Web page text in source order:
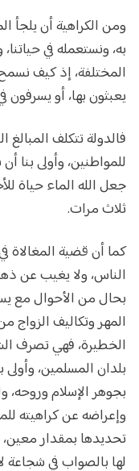
ومن الكراهية أن يلجأ
به، ونستعمله في
المختلفة، إذ كيف
يعبثون بها، أو
فالدولة تتكلف المبالغ
للمواطنين، وأولى بنا
جعل الله الماء حياة
ثلاث مرات.
كما أن قضية
الناس، ولا يغيب عن
بحال من الأحوال مع
المهر وتكاليف الزواج
الخطيرة، فهي تصرف
بلدان المسلمين،
بجوهر الإسلام وروحه،
وإعراضه عن كراهيته
تحديدها بمقدار
لها بالصواب في شجاعة